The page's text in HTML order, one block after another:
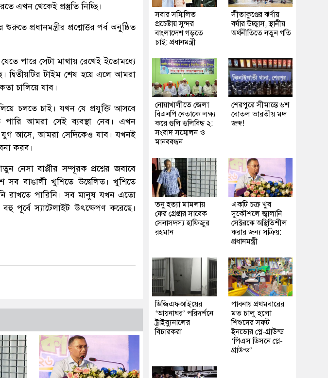
এখন থেকেই প্রস্তুতি নিচ্ছি।
প্রধানমন্ত্রীর প্রশ্নোত্তর পর্ব অনুষ্ঠিত
পারে সেটা মাথায় রেখেই ইতোমধ্যে
দ্বিতীয়টির টাইম শেষ হয়ে এলে আমরা
চালিয়ে যাব।
চলতে চাই। যখন যে প্রযুক্তি আসবে
আমরা সেই ব্যবস্থা নেব। এখন
যুগ আসে, আমরা সেদিকেও যাব। যখনই
করব।
নেসা বাপ্পীর সম্পূরক প্রশ্নের জবাবে
সব বাঙালী খুশিতে উদ্বেলিত। খুশিতে
রাখতে পারিনি। সব মানুষ যখন এতো
পূর্বে স্যাটেলাইট উৎক্ষেপণ করেছে।
সবার সম্মিলিত
প্রচেষ্টায় সুন্দর
বাংলাদেশ গড়তে
চাই: প্রধানমন্ত্রী
সীতাকুণ্ডের ঝর্ণায়
বর্ষার উচ্ছ্বাস, স্থানীয়
অর্থনীতিতে নতুন গতি
নোয়াখালীতে জেলা
বিএনপি নেতাকে লক্ষ্য
করে গুলি গুলিবিদ্ধ ২:
সংবাদ সম্মেলন ও
মানববন্ধন
শেরপুরে সীমান্তে ৬শ
বোতল ভারতীয় মদ
জব্দ!
তনু হত্যা মামলায়
ফের গ্রেপ্তার সাবেক
সেনাসদস্য হাফিজুর
রহমান
একটি চক্র খুব
সুকৌশলে জ্বালানি
সেক্টরকে অস্থিতিশীল
করার জন্য সক্রিয়:
প্রধানমন্ত্রী
ডিজিএফআইয়ের
‘আয়নাঘর’ পরিদর্শনে
ট্রাইব্যুনালের
বিচারকরা
পাবনায় প্রথমবারের
মত চালু হলো
শিশুদের সফট
ইনডোর প্লে-গ্রাউন্ড
‘পিএস ডিসনে প্লে-
গ্রাউন্ড’